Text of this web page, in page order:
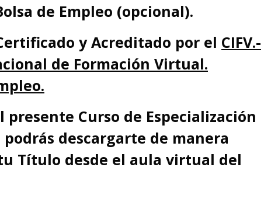
de Empleo (opcional).
y Acreditado por el CIFV.-
de Formación Virtual.
presente Curso de Especialización
descargarte de manera
Título desde el aula virtual del